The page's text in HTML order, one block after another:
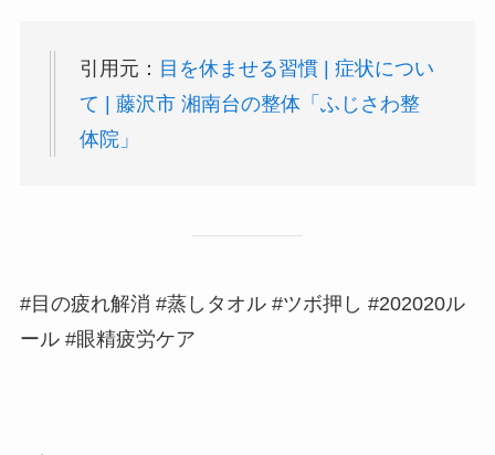
引用元： 目を休ませる習慣 | 症状につい
て | 藤沢市 湘南台の整体「ふじさわ整
体院」
#目の疲れ解消 #蒸しタオル #ツボ押し #202020ル
ール #眼精疲労ケア